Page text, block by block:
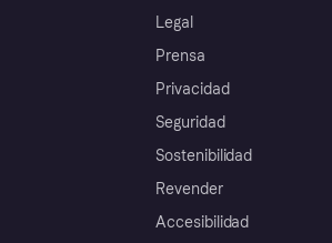
Legal
Prensa
Privacidad
Seguridad
Sostenibilidad
Revender
Accesibilidad